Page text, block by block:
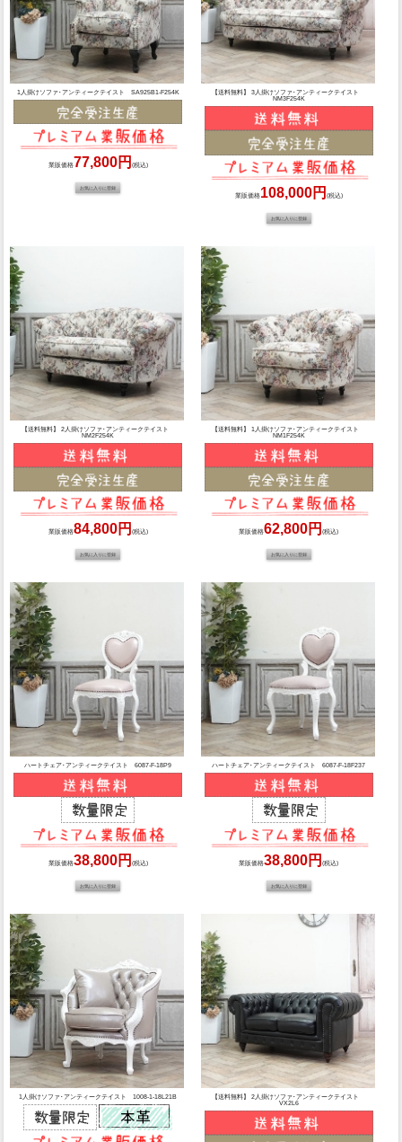
1人掛けソファ･アンティークテイスト SA925B1-F254K
業販価格77,800円 (税込)
【送料無料】 3人掛けソファ･アンティークテイスト
NM3F254K
業販価格108,000円 (税込)
【送料無料】 2人掛けソファ･アンティークテイスト
NM2F254K
業販価格84,800円 (税込)
【送料無料】 1人掛けソファ･アンティークテイスト
NM1F254K
業販価格62,800円(税込)
ハートチェア･アンティークテイスト 6087-F-18P9
業販価格38,800円 (税込)
ハートチェア･アンティークテイスト 6087-F-18F237
業販価格38,800円(税込)
1人掛けソファ･アンティークテイスト 1008-1-18L21B
【送料無料】 2人掛けソファ･アンティークテイスト
VX2L6